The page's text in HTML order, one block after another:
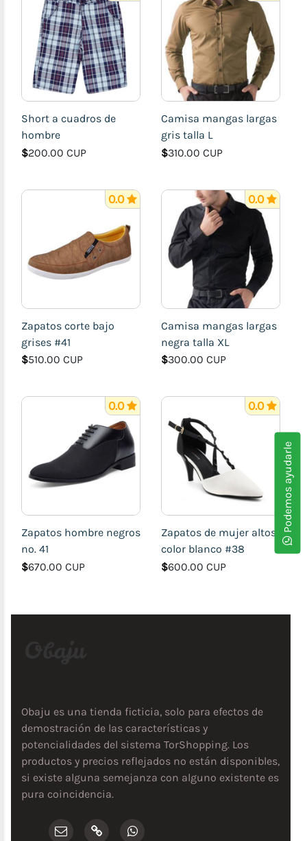
Short a cuadros de
hombre
$200.00 CUP
Camisa mangas largas
gris talla L
$310.00 CUP
0.0
Zapatos corte bajo
grises #41
$510.00 CUP
0.0
Camisa mangas largas
negra talla XL
$300.00 CUP
0.0
Zapatos hombre negros
no. 41
$670.00 CUP
0.0
Zapatos de mujer altos
color blanco #38
$600.00 CUP
Podemos ayudarle
Obaju es una tienda ficticia, solo para efectos de
demostración de las características y
potencialidades del sistema TorShopping. Los
productos y precios reflejados no están disponibles,
si existe alguna semejanza con alguno existente es
pura coincidencia.